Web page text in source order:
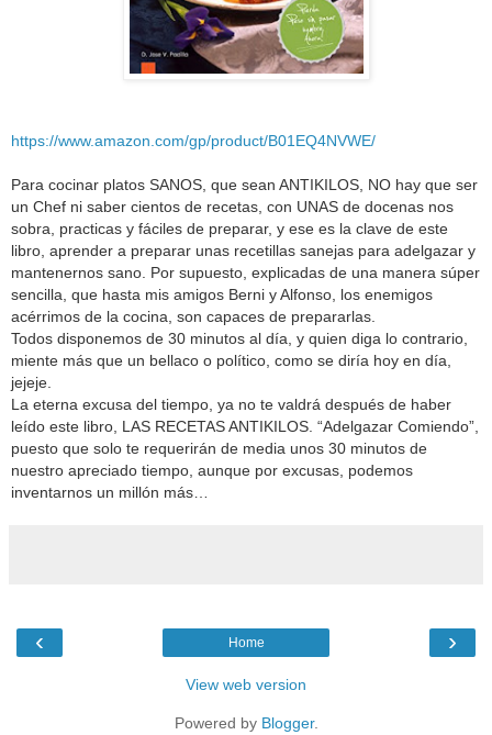
https://www.amazon.com/gp/product/B01EQ4NVWE/
Para cocinar platos SANOS, que sean ANTIKILOS, NO hay que ser
un Chef ni saber cientos de recetas, con UNAS de docenas nos
sobra, practicas y fáciles de preparar, y ese es la clave de este
libro, aprender a preparar unas recetillas sanejas para adelgazar y
mantenernos sano. Por supuesto, explicadas de una manera súper
sencilla, que hasta mis amigos Berni y Alfonso, los enemigos
acérrimos de la cocina, son capaces de prepararlas.
Todos disponemos de 30 minutos al día, y quien diga lo contrario,
miente más que un bellaco o político, como se diría hoy en día,
jejeje.
La eterna excusa del tiempo, ya no te valdrá después de haber
leído este libro, LAS RECETAS ANTIKILOS. “Adelgazar Comiendo”,
puesto que solo te requerirán de media unos 30 minutos de
nuestro apreciado tiempo, aunque por excusas, podemos
inventarnos un millón más…
‹ ›
Home
View web version
Powered by Blogger.